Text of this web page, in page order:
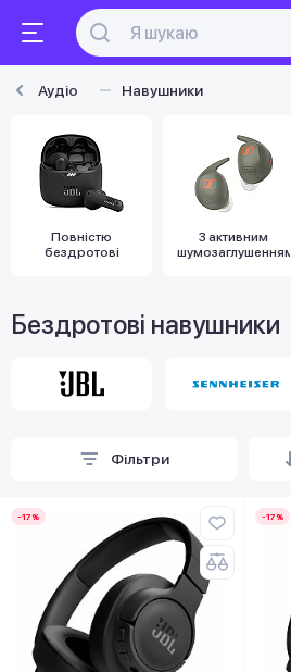
Аудіо Навушники
Повністю
бездротові
З активним
шумозаглушенням
Бездротові навушники
Фільтри
-17% -17%